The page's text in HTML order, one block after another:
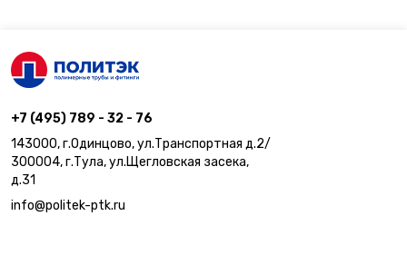
+7 (495) 789 - 32 - 76
143000, г.Одинцово, ул.Транспортная д.2/
300004, г.Тула, ул.Щегловская засека,
д.31
info@politek-ptk.ru